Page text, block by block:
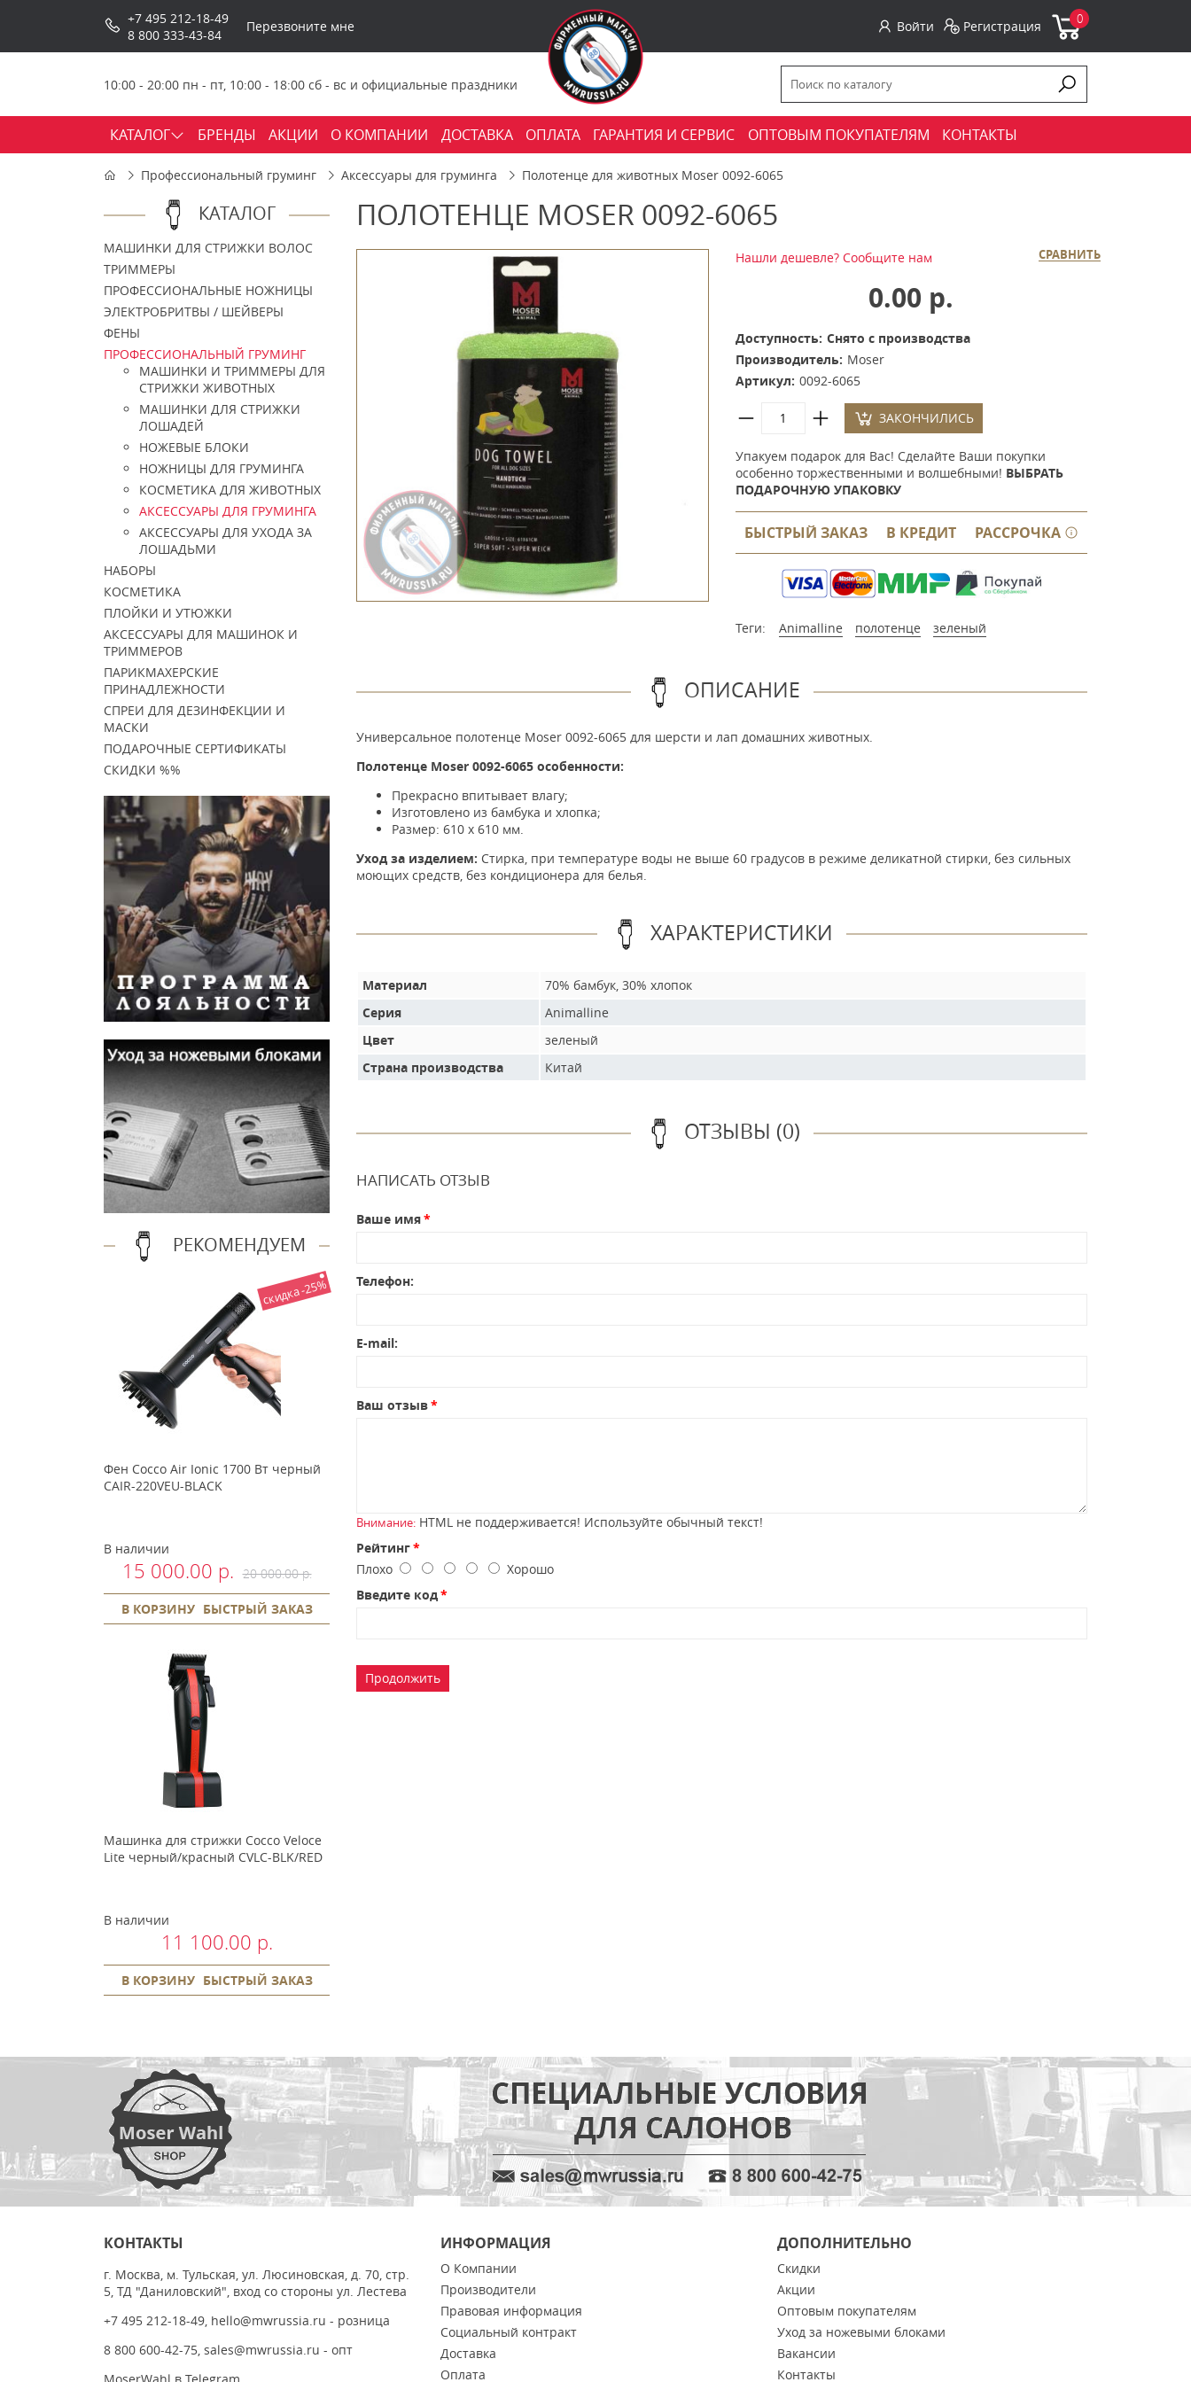
+7 495 212-18-49
8 800 333-43-84
Перезвоните мне Войти Регистрация 0
10:00 - 20:00 пн - пт, 10:00 - 18:00 сб - вс и официальные праздники
КАТАЛОГ БРЕНДЫ АКЦИИ О КОМПАНИИ ДОСТАВКА ОПЛАТА ГАРАНТИЯ И СЕРВИС ОПТОВЫМ ПОКУПАТЕЛЯМ КОНТАКТЫ
Профессиональный груминг Аксессуары для груминга Полотенце для животных Moser 0092-6065
КАТАЛОГ
МАШИНКИ ДЛЯ СТРИЖКИ ВОЛОС
ТРИММЕРЫ
ПРОФЕССИОНАЛЬНЫЕ НОЖНИЦЫ
ЭЛЕКТРОБРИТВЫ / ШЕЙВЕРЫ
ФЕНЫ
ПРОФЕССИОНАЛЬНЫЙ ГРУМИНГ
МАШИНКИ И ТРИММЕРЫ ДЛЯ
СТРИЖКИ ЖИВОТНЫХ
МАШИНКИ ДЛЯ СТРИЖКИ
ЛОШАДЕЙ
НОЖЕВЫЕ БЛОКИ
НОЖНИЦЫ ДЛЯ ГРУМИНГА
КОСМЕТИКА ДЛЯ ЖИВОТНЫХ
АКСЕССУАРЫ ДЛЯ ГРУМИНГА
АКСЕССУАРЫ ДЛЯ УХОДА ЗА
ЛОШАДЬМИ
НАБОРЫ
КОСМЕТИКА
ПЛОЙКИ И УТЮЖКИ
АКСЕССУАРЫ ДЛЯ МАШИНОК И
ТРИММЕРОВ
ПАРИКМАХЕРСКИЕ
ПРИНАДЛЕЖНОСТИ
СПРЕИ ДЛЯ ДЕЗИНФЕКЦИИ И
МАСКИ
ПОДАРОЧНЫЕ СЕРТИФИКАТЫ
СКИДКИ %%
РЕКОМЕНДУЕМ
скидка -25%
Фен Cocco Air Ionic 1700 Вт черный
CAIR-220VEU-BLACK
В наличии
15 000.00 р. 20 000.00 р.
В КОРЗИНУ БЫСТРЫЙ ЗАКАЗ
Машинка для стрижки Cocco Veloce
Lite черный/красный CVLC-BLK/RED
В наличии
11 100.00 р.
В КОРЗИНУ БЫСТРЫЙ ЗАКАЗ
ПОЛОТЕНЦЕ MOSER 0092-6065
СРАВНИТЬ
Нашли дешевле? Сообщите нам
0.00 р.
Доступность: Снято с производства
Производитель: Moser
Артикул: 0092-6065
ЗАКОНЧИЛИСЬ
Упакуем подарок для Вас! Сделайте Ваши покупки
особенно торжественными и волшебными! ВЫБРАТЬ
ПОДАРОЧНУЮ УПАКОВКУ
БЫСТРЫЙ ЗАКАЗ В КРЕДИТ РАССРОЧКА
Теги: Animalline полотенце зеленый
ОПИСАНИЕ
Универсальное полотенце Moser 0092-6065 для шерсти и лап домашних животных.
Полотенце Moser 0092-6065 особенности:
Прекрасно впитывает влагу;
Изготовлено из бамбука и хлопка;
Размер: 610 х 610 мм.
Уход за изделием: Стирка, при температуре воды не выше 60 градусов в режиме деликатной стирки, без сильных
моющих средств, без кондиционера для белья.
ХАРАКТЕРИСТИКИ
Материал
70% бамбук, 30% хлопок
Серия
Animalline
Цвет
зеленый
Страна производства
Китай
ОТЗЫВЫ (0)
НАПИСАТЬ ОТЗЫВ
Ваше имя
Телефон:
E-mail:
Ваш отзыв
Внимание: HTML не поддерживается! Используйте обычный текст!
Рейтинг
Плохо
Хорошо
Введите код
Продолжить
КОНТАКТЫ
г. Москва, м. Тульская, ул. Люсиновская, д. 70, стр.
5, ТД "Даниловский", вход со стороны ул. Лестева
+7 495 212-18-49, hello@mwrussia.ru - розница
8 800 600-42-75, sales@mwrussia.ru - опт
ИНФОРМАЦИЯ
О Компании
Производители
Правовая информация
Социальный контракт
Доставка
Оплата
ДОПОЛНИТЕЛЬНО
Скидки
Акции
Оптовым покупателям
Уход за ножевыми блоками
Вакансии
Контакты